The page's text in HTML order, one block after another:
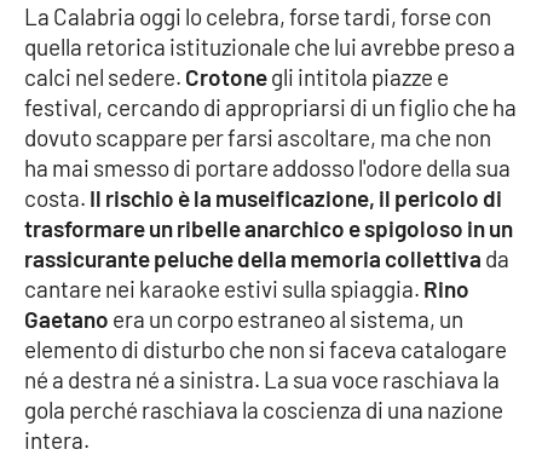
Laconair.it
Lacitymag.it
Lacapitalenews.it
Ilreggino.it
Cosenzachannel.it
Ilvibonese.it
Catanzarochannel.it
La Calabria oggi lo celebra, forse tardi, forse con
quella retorica istituzionale che lui avrebbe preso a
calci nel sedere. Crotonegli intitola piazze e
festival, cercando di appropriarsi di un figlio che ha
dovuto scappare per farsi ascoltare, ma che non
ha mai smesso di portare addosso l'odore della sua
costa. Il rischio è la museificazione, il pericolo di
trasformare un ribelle anarchico e spigoloso in un
rassicurante peluche della memoria collettiva da
cantare nei karaoke estivi sulla spiaggia. Rino
Gaetano era un corpo estraneo al sistema, un
elemento di disturbo che non si faceva catalogare
né a destra né a sinistra. La sua voce raschiava la
gola perché raschiava la coscienza di una nazione
intera.